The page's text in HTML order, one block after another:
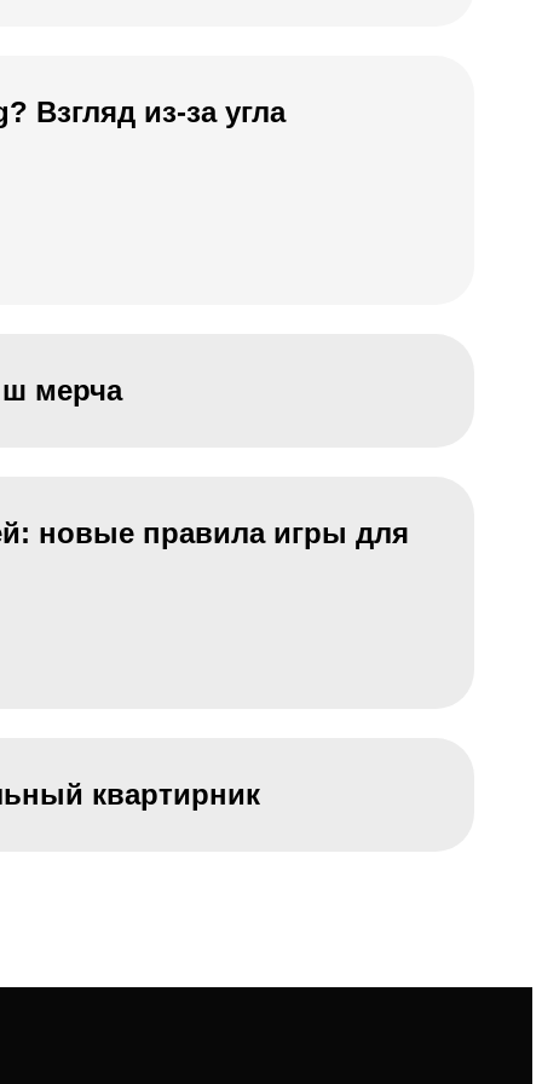
Взгляд из-за угла
мерча
новые правила игры для
квартирник